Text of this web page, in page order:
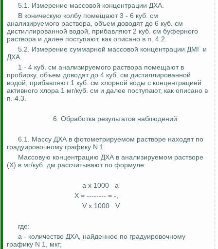
5.1. Измерение массовой концентрации ДХА.
В коническую колбу помещают 3 - 6 куб. см
анализируемого раствора, объем доводят до 6 куб. см
дистиллированной водой, прибавляют 2 куб. см буферного
раствора и далее поступают, как описано в п. 4.2.
5.2. Измерение суммарной массовой концентрации ДМГ и
ДХА.
1 - 4 куб. см анализируемого раствора помещают в
пробирку, объем доводят до 4 куб. см дистиллированной
водой, прибавляют 1 куб. см хлорной воды с концентрацией
активного хлора 1 мг/куб. см и далее поступают, как описано в
п. 4.3.
6. Обработка результатов наблюдений
6.1. Массу ДХА в фотометрируемом растворе находят по
градуировочному графику N 1.
Массовую концентрацию ДХА в анализируемом растворе
(X) в мг/куб. дм рассчитывают по формуле:
a x 1000
a
X = -------- = -,
V x 1000
V
где:
a - количество ДХА, найденное по градуировочному
графику N 1, мкг;